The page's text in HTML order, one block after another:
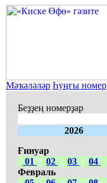
Мәҡәләләр Һуңғы номер
Беҙҙең номерҙар
2026
Ғинуар
01
| 02 | 03 | 04
Февраль